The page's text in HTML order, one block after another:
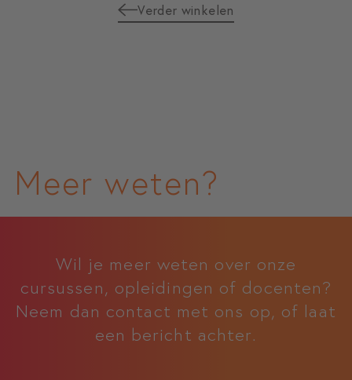
Verder winkelen
Meer weten?
Wil je meer weten over onze
cursussen, opleidingen of docenten?
Neem dan contact met ons op, of laat
een bericht achter.